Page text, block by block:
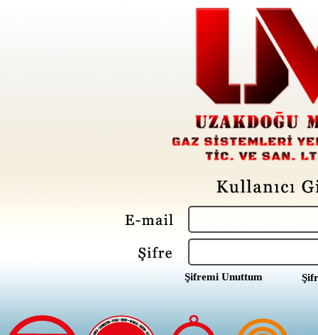
Şifremi Unuttum